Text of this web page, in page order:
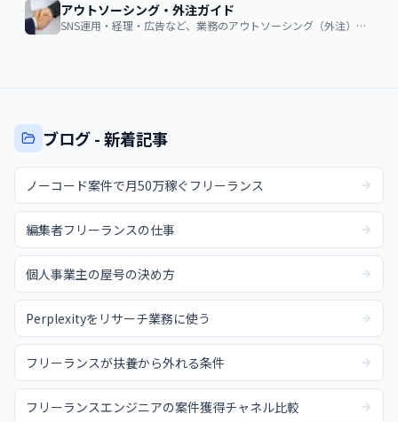
アウトソーシング・外注ガイド
SNS運用・経理・広告など、業務のアウトソーシング（外注）を検討する企業・個人向け。費用相場・依頼の流れ・失敗しない選び方
ブログ - 新着記事
ノーコード案件で月50万稼ぐフリーランス
編集者フリーランスの仕事
個人事業主の屋号の決め方
Perplexityをリサーチ業務に使う
フリーランスが扶養から外れる条件
フリーランスエンジニアの案件獲得チャネル比較